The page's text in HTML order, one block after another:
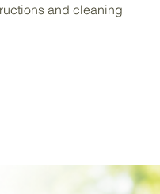
and cleaning